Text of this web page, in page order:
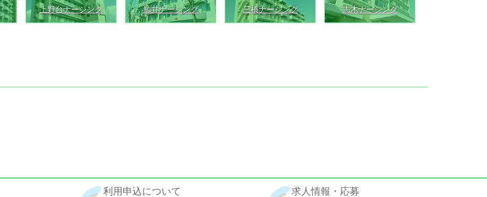
上野台ナーシング 鯨井ナーシング 三橋ナーシング 志木ナーシング
利用申込について 求人情報・応募